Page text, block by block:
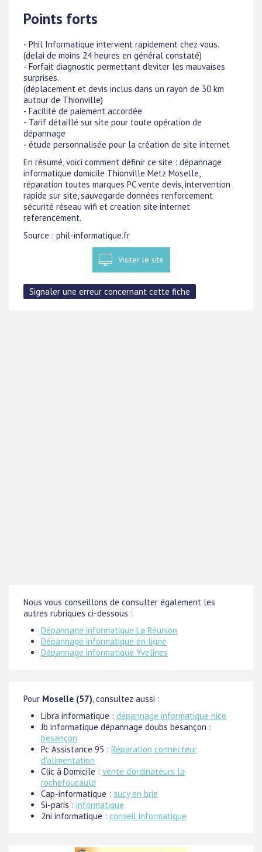
Points forts
- Phil Informatique intervient rapidement chez vous.
(delai de moins 24 heures en général constaté)
- Forfait diagnostic permettant d'eviter les mauvaises
surprises.
(déplacement et devis inclus dans un rayon de 30 km
autour de Thionville)
- Facilité de paiement accordée
- Tarif détaillé sur site pour toute opération de
dépannage
- étude personnalisée pour la création de site internet
En résumé, voici comment définir ce site : dépannage
informatique domicile Thionville Metz Moselle,
réparation toutes marques PC vente devis, intervention
rapide sur site, sauvegarde données renforcement
sécurité réseau wifi et creation site internet
referencement.
Source : phil-informatique.fr
Visiter le site
Nous vous conseillons de consulter également les
autres rubriques ci-dessous :
Dépannage informatique La Réunion
Dépannage informatique en ligne
Dépannage informatique Yvelines
Pour Moselle (57), consultez aussi :
Libra informatique : dépannage informatique nice
Jb informatique dépannage doubs besançon :
besançon
Pc Assistance 95 : Réparation connecteur
d'alimentation
Clic à Domicile : vente d'ordinateurs la
rochefoucauld
Cap-informatique : sucy en brie
Si-paris : informatique
2ni informatique : conseil informatique